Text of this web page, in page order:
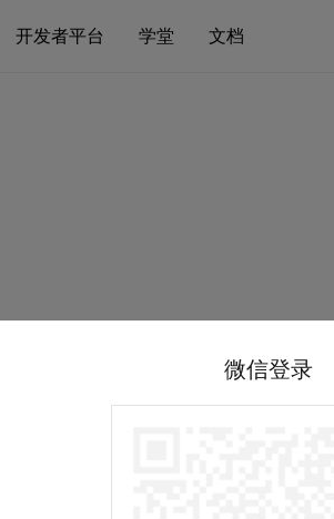
开发者平台 学堂 文档
微信登录